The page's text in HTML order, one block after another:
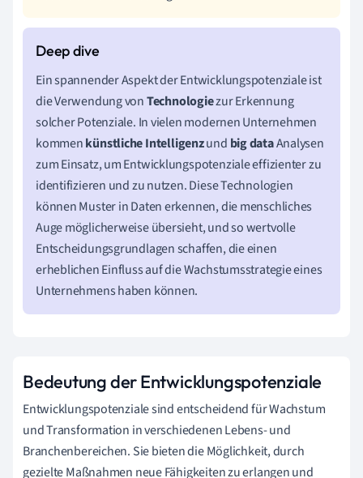
Ein spannender Aspekt der Entwicklungspotenziale ist
die Verwendung vonTechnologiezur Erkennung
solcher Potenziale. In vielen modernen Unternehmen
kommenkünstliche Intelligenzund big dataAnalysen
zum Einsatz, um Entwicklungspotenziale effizienter zu
identifizieren und zu nutzen. Diese Technologien
können Muster in Daten erkennen, die menschliches
Auge möglicherweise übersieht, und so wertvolle
Entscheidungsgrundlagen schaffen, die einen
erheblichen Einfluss auf die Wachstumsstrategie eines
Unternehmens haben können.
Bedeutung der Entwicklungspotenziale
Entwicklungspotenziale sind entscheidend für Wachstum
und Transformation in verschiedenen Lebens- und
Branchenbereichen. Sie bieten die Möglichkeit, durch
gezielte Maßnahmen neue Fähigkeiten zu erlangen und